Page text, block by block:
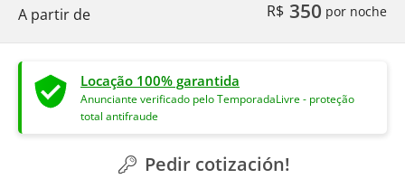
A partir de R$ 350 por noche
Locação 100% garantida
Anunciante verificado pelo TemporadaLivre - proteção
total antifraude
Pedir cotización!